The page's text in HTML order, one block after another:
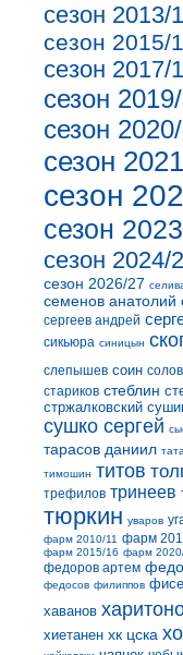
сезон 2013/
сезон 2015/
сезон 2017/
сезон
сезон
сезон
сезон
сезон
сезон 2024/
сезон 2026/27
семенов анатолий
сергеев андрей
сикьюра синицын
слепышев соин
стариков стеблин
стржалковский
сушко сергей
тарасов даниил
тимошин титов
трефилов тринеев
тюркин уваров
фарм 2010/11 фарм
фарм 2015/16 фарм
федоров артем
федосов филиппов
хаванов
хиетанен хк цска